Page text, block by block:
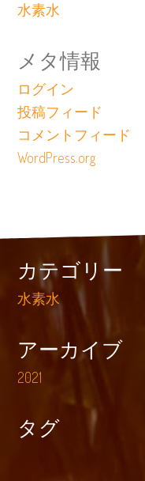
水素水
メタ情報
ログイン
投稿フィード
コメントフィード
WordPress.org
カテゴリー
水素水
アーカイブ
2021
タグ